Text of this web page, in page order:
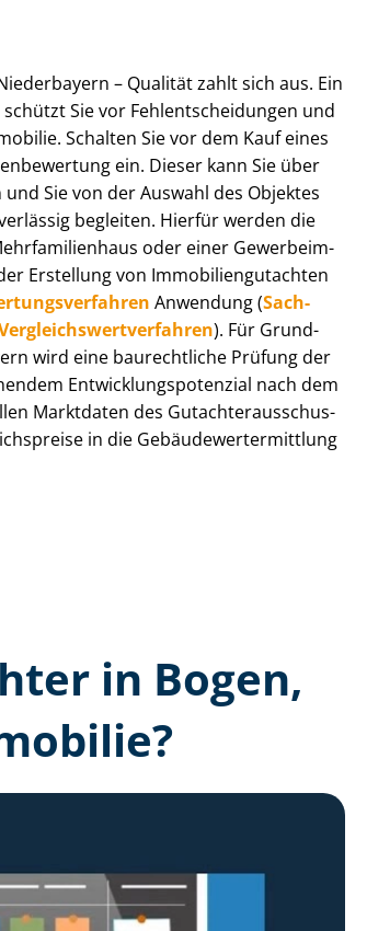
– Qualität zahlt sich aus. Ein
schützt Sie vor Fehl­ent­schei­dun­gen und
Schalten Sie vor dem Kauf eines
ein. Dieser kann Sie über
Sie von der Auswahl des Objektes
begleiten. Hierfür werden die
oder einer Ge­wer­be­im­
Erstellung von Im­mo­bi­li­en­gut­ach­ten
Anwendung (Sach­
). Für Grund­
wird eine baurechtliche Prüfung der
Ent­wick­lungs­po­ten­zi­al nach dem
Marktdaten des Gut­ach­ter­aus­schus­
in die Ge­bäu­de­wert­ermitt­lung
in Bogen,